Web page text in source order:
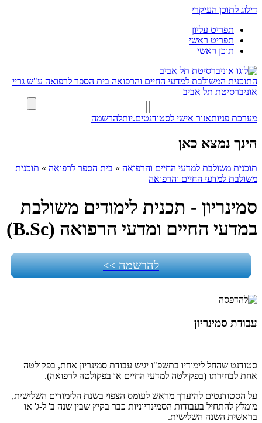
דילוג לתוכן העיקרי
תפריט עליון
תפריט ראשי
תוכן ראשי
התוכנית המשולבת למדעי החיים והרפואה בית הספר לרפואה ע"ש גריי
אוניברסיטת תל אביב
מערכת פניותאזור אישי לסטודנטים.יותלהרשמה
הינך נמצא כאן
תוכנית משולבת למדעי החיים והרפואה » בית הספר לרפואה » תוכנית
משולבת למדעי החיים והרפואה
סמינריון - תכנית לימודים משולבת
במדעי החיים ומדעי הרפואה (B.Sc)
להרשמה >>
עבודת סמינריון
סטודנט שהחל לימודיו בתשפ"ו יגיש עבודת סמינריון אחת, בפקולטה
אחת לבחירתו (בפקולטה למדעי החיים או בפקולטה לרפואה).
על הסטודנטים להיערך מראש לעומס הצפוי בשנת הלימודים השלישית,
מומלץ להתחיל בעבודות הסמינריוניות כבר בקיץ שבין שנה ב' ל-ג' או
בראשית השנה השלישית.